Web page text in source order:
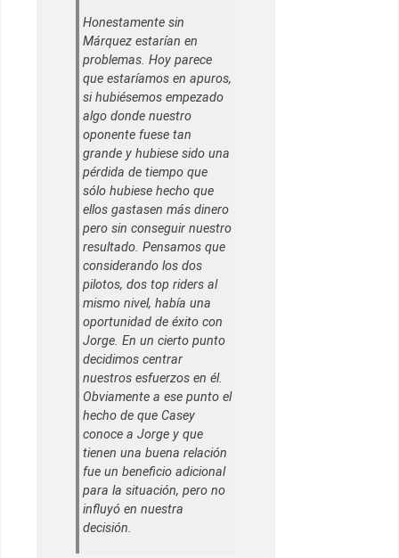
Honestamente sin
Márquez estarían en
problemas. Hoy parece
que estaríamos en apuros,
si hubiésemos empezado
algo donde nuestro
oponente fuese tan
grande y hubiese sido una
pérdida de tiempo que
sólo hubiese hecho que
ellos gastasen más dinero
pero sin conseguir nuestro
resultado. Pensamos que
considerando los dos
pilotos, dos top riders al
mismo nivel, había una
oportunidad de éxito con
Jorge. En un cierto punto
decidimos centrar
nuestros esfuerzos en él.
Obviamente a ese punto el
hecho de que Casey
conoce a Jorge y que
tienen una buena relación
fue un beneficio adicional
para la situación, pero no
influyó en nuestra
decisión.